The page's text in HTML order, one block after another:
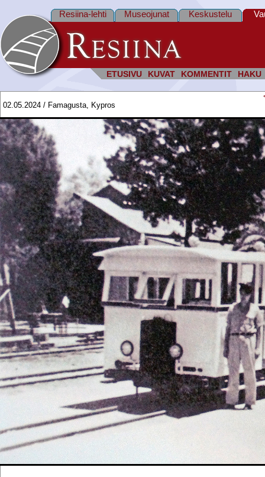
ETUSIVU KUVAT KOMMENTIT HAKU
Resiina-lehti Museojunat Keskustelu
02.05.2024 / Famagusta, Kypros